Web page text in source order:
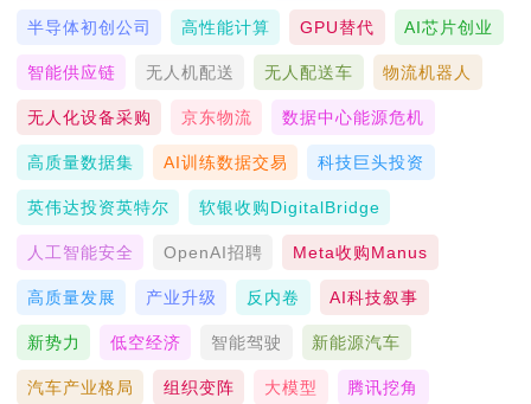
半导体初创公司 高性能计算 GPU替代 AI芯片创业
智能供应链 无人机配送 无人配送车 物流机器人
无人化设备采购 京东物流 数据中心能源危机
高质量数据集 AI训练数据交易 科技巨头投资
英伟达投资英特尔 软银收购DigitalBridge
人工智能安全 OpenAI招聘 Meta收购Manus
高质量发展 产业升级 反内卷 AI科技叙事
新势力 低空经济 智能驾驶 新能源汽车
汽车产业格局 组织变阵 大模型 腾讯挖角